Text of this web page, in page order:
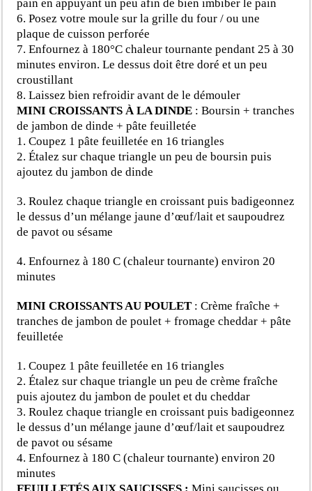
pain en appuyant un peu afin de bien imbiber le pain
6. Posez votre moule sur la grille du four / ou une
plaque de cuisson perforée
7. Enfournez à 180°C chaleur tournante pendant 25 à 30
minutes environ. Le dessus doit être doré et un peu
croustillant
8. Laissez bien refroidir avant de le démouler
MINI CROISSANTS À LA DINDE :Boursin + tranches
de jambon de dinde + pâte feuilletée
1. Coupez 1 pâte feuilletée en 16 triangles
2. Étalez sur chaque triangle un peu de boursin puis
ajoutez du jambon de dinde
3. Roulez chaque triangle en croissant puis badigeonnez
le dessus d’un mélange jaune d’œuf/lait et saupoudrez
de pavot ou sésame
4. Enfournez à 180 C (chaleur tournante) environ 20
minutes
MINI CROISSANTS AU POULET :Crème fraîche +
tranches de jambon de poulet + fromage cheddar + pâte
feuilletée
1. Coupez 1 pâte feuilletée en 16 triangles
2. Étalez sur chaque triangle un peu de crème fraîche
puis ajoutez du jambon de poulet et du cheddar
3. Roulez chaque triangle en croissant puis badigeonnez
le dessus d’un mélange jaune d’œuf/lait et saupoudrez
de pavot ou sésame
4. Enfournez à 180 C (chaleur tournante) environ 20
minutes
FEUILLETÉS AUX SAUCISSES :Mini saucisses ou